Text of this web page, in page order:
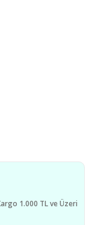
1.000 TL ve Üzeri